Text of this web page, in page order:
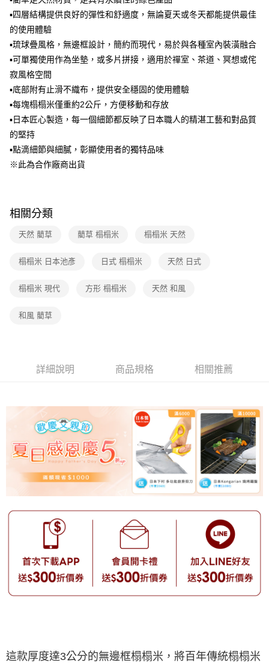
2.基於同意付款使用「大哥付你分期」之契約關係目的，商店將以您的個人
由本公司與您本人進行分期帳單所需資料之確認、核對及更正。
3.完整用戶服務條款，請詳閱以下連結：https://oppay.tw/userRule
▪四層結構提供良好的彈性和舒適度，無論夏天或冬天都能提供最佳
的使用體驗
▪琉球疊風格，無邊框設計，簡約而現代，易於與各種室內裝潢融合
▪可單獨使用作為坐墊，或多片拼接，適用於禪室、茶道、冥想或侘
寂風格空間
▪底部附有止滑不織布，提供安全穩固的使用體驗
▪每塊榻榻米僅重約2公斤，方便移動和存放
▪日本匠心製造，每一個細節都反映了日本職人的精湛工藝和對品質
的堅持
▪點滴細節與細膩，彰顯使用者的獨特品味
※此為合作廠商出貨
相關分類
天然 藺草 藺草 榻榻米 榻榻米 天然
榻榻米 日本池彥 日式 榻榻米 天然 日式
榻榻米 現代 方形 榻榻米 天然 和風
和風 藺草
詳細說明 商品規格 相關推薦
這款厚度達3公分的無邊框榻榻米，將百年傳統榻榻米